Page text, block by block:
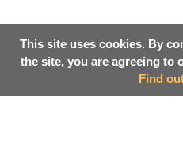
This site uses cookies. By
the site, you are agreeing to
Find